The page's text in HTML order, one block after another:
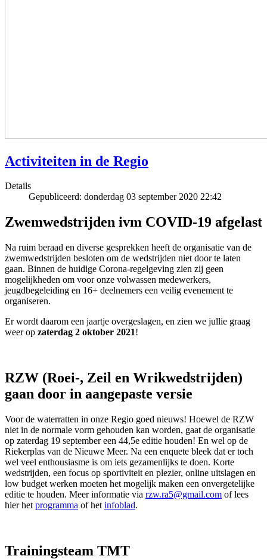
Activiteiten in de Regio
Details
Gepubliceerd: donderdag 03 september 2020 22:42
Zwemwedstrijden ivm COVID-19 afgelast
Na ruim beraad en diverse gesprekken heeft de organisatie van de
zwemwedstrijden besloten om de wedstrijden niet door te laten
gaan. Binnen de huidige Corona-regelgeving zien zij geen
mogelijkheden om voor onze volwassen medewerkers,
jeugdbegeleiding en 16+ deelnemers een veilig evenement te
organiseren.
Er wordt daarom een jaartje overgeslagen, en zien we jullie graag
weer op zaterdag 2 oktober 2021!
RZW (Roei-, Zeil en Wrikwedstrijden)
gaan door in aangepaste versie
Voor de waterratten in onze Regio goed nieuws! Hoewel de RZW
niet in de normale vorm gehouden kan worden, gaat de organisatie
op zaterdag 19 september een 44,5e editie houden! En wel op de
Riekerplas van de Nieuwe Meer. Na een enquete bleek dat er toch
wel veel enthousiasme is om iets gezamenlijks te doen. Korte
wedstrijden, een focus op sportiviteit en plezier, online uitslagen en
low budget werken moeten het mogelijk maken een onvergetelijke
editie te houden. Meer informatie via rzw.ra5@gmail.com of lees
hier het programma of het infoblad.
Trainingsteam TMT